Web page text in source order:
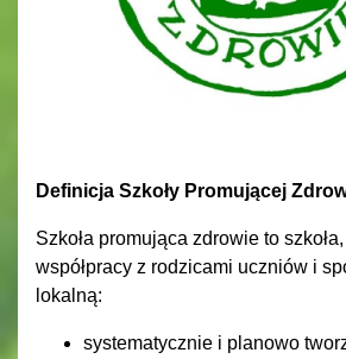
Definicja Szkoły Promującej
Szkoła promująca zdrowie to
współpracy z rodzicami uczniów i
lokalną:
systematycznie i planowo